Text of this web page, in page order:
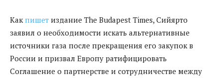
Как пишет издание The Budapest Times, Сийярто
заявил о необходимости искать альтернативные
источники газа после прекращения его закупок в
России и призвал Европу ратифицировать
Соглашение о партнерстве и сотрудничестве между